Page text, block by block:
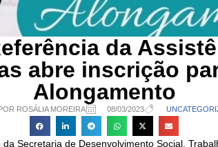
da
abre inscrição
Alongamento
ROSÁLIA MOREIRA 08/03/2023
Secretaria de Desenvolvimento Social,